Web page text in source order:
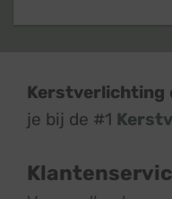
Kerstverlichting
je bij de #1